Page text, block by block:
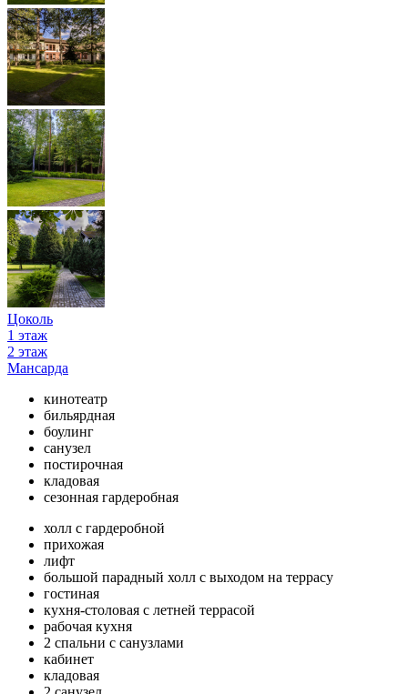
Цоколь
1 этаж
2 этаж
Мансарда
кинотеатр
бильярдная
боулинг
санузел
постирочная
кладовая
сезонная гардеробная
холл с гардеробной
прихожая
лифт
большой парадный холл с выходом на террасу
гостиная
кухня-столовая с летней террасой
рабочая кухня
2 спальни с санузлами
кабинет
кладовая